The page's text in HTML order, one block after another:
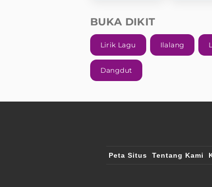
BUKA DIKIT
Lirik Lagu Ilalang
Dangdut
Peta Situs Tentang Kami